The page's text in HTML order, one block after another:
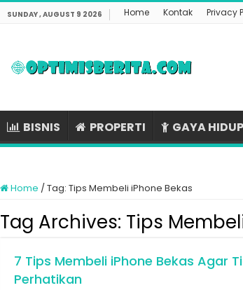
SUNDAY , AUGUST 9 2026 Home Kontak Privacy
BISNIS PROPERTI GAYA HIDUP
Home /Tag: Tips Membeli iPhone Bekas
Tag Archives: Tips
7 Tips Membeli iPhone Bekas Agar
Perhatikan